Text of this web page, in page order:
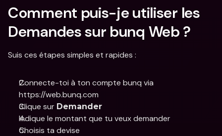
Comment puis-je utiliser les
Demandes sur bunq Web ?
Suis ces étapes simples et rapides :
Connecte-toi à ton compte bunq via
https://web.bunq.com
Clique sur Demander
Indique le montant que tu veux demander
Choisis ta devise